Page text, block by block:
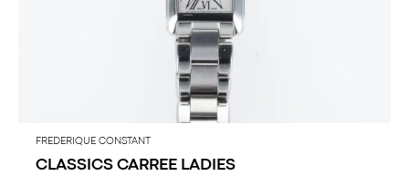
FREDERIQUE CONSTANT
CLASSICS CARREE LADIES